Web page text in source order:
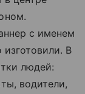
с именем
В
людей:
водители,